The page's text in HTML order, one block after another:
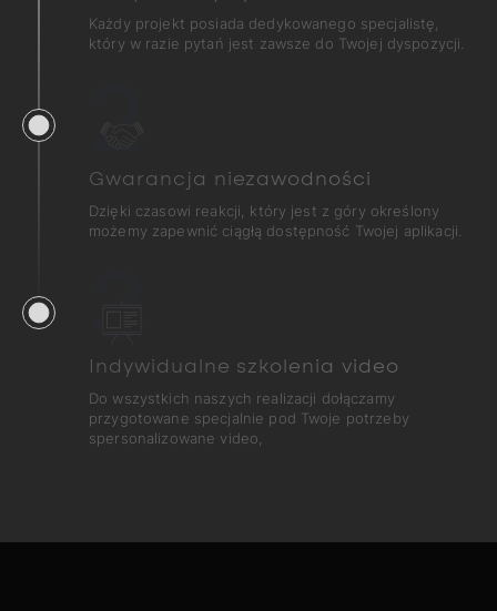
Każdy projekt posiada dedykowanego specjalistę,
który w razie pytań jest zawsze do Twojej dyspozycji.
Gwarancja niezawodności
Dzięki czasowi reakcji, który jest z góry określony
możemy zapewnić ciągłą dostępność Twojej aplikacji.
Indywidualne szkolenia video
Do wszystkich naszych realizacji dołączamy
przygotowane specjalnie pod Twoje potrzeby
spersonalizowane video,